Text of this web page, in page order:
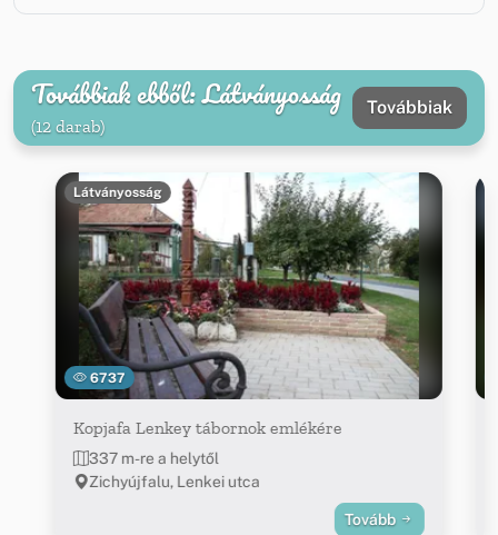
Továbbiak ebből: Látványosság
(12 darab)
Továbbiak
6737
Látványosság
Kopjafa Lenkey tábornok emlékére
337 m-re a helytől
Zichyújfalu, Lenkei utca
Tovább